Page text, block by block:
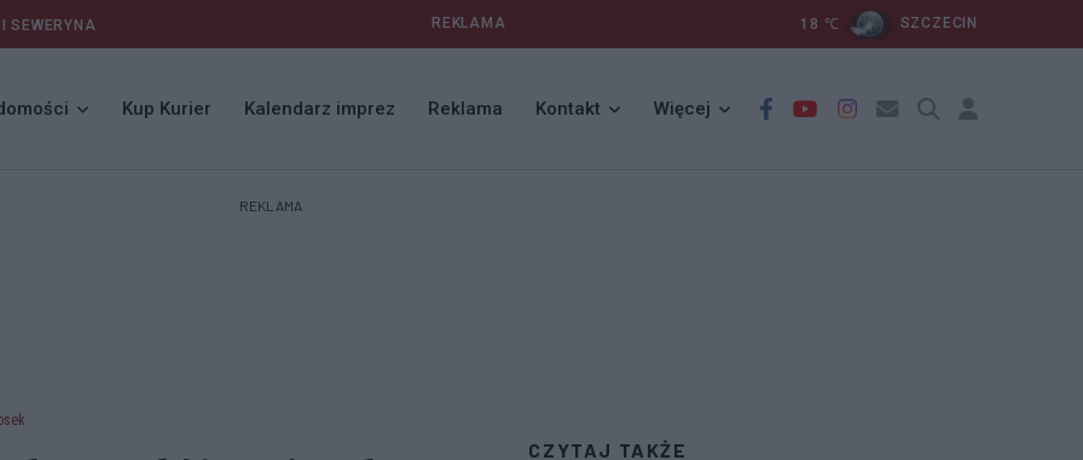
SEWERYNA REKLAMA 18 ℃ SZCZECIN
Kup Kurier Kalendarz imprez Reklama Kontakt Więcej
REKLAMA
CZYTAJ TAKŻE